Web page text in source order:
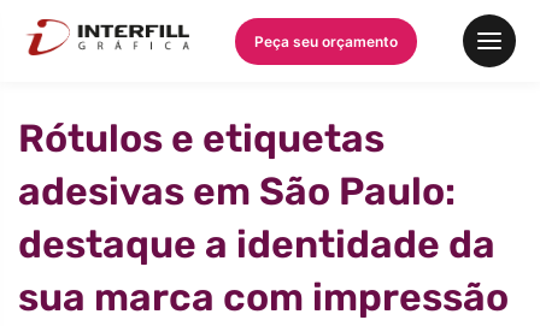
Peça seu orçamento
Rótulos e etiquetas
adesivas em São Paulo:
destaque a identidade da
sua marca com impressão